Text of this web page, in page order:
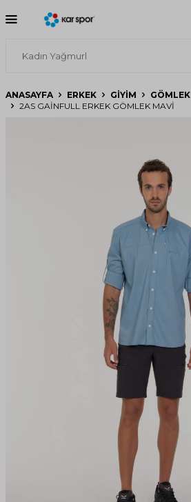
ANASAYFA ERKEK GIYIM
GÖMLEK
2AS GAINFULL ERKEK GÖMLEK MAVI